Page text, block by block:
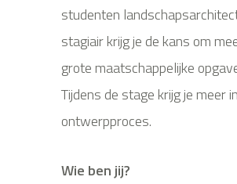
studenten
stagiair krijg je de kans om
grote maatschappelijke
Tijdens de stage krijg je meer
ontwerpproces.
Wie ben jij?